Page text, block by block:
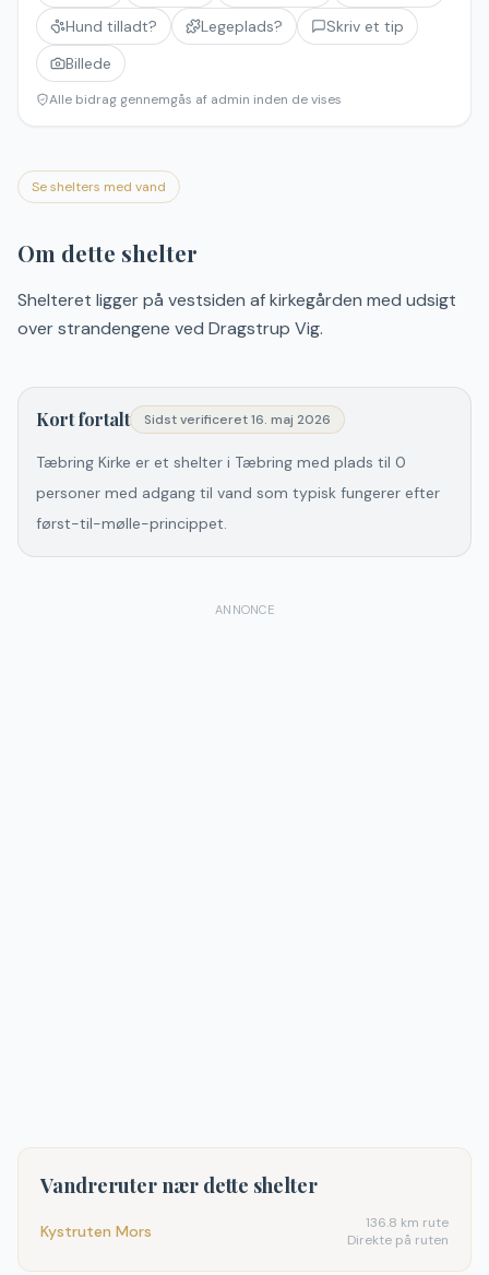
Hund tilladt?
Legeplads?
Skriv et tip
Billede
Alle bidrag gennemgås af admin inden de vises
Se shelters med vand
Om dette shelter
Shelteret ligger på vestsiden af kirkegården med udsigt
over strandengene ved Dragstrup Vig.
Kort fortalt Sidst verificeret16. maj 2026
Tæbring Kirke er et shelter i Tæbring med plads til 0
personer med adgang til vand som typisk fungerer efter
først-til-mølle-princippet.
ANNONCE
Vandreruter nær dette shelter
Kystruten Mors 136.8 km rute
Direkte på ruten